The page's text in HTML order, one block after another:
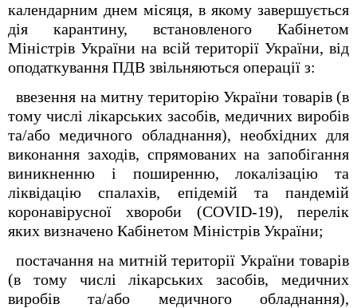
календарним днем місяця, в якому завершується
дія карантину, встановленого Кабінетом
Міністрів України на всій території України, від
оподаткування ПДВ звільняються операції з:
ввезення на митну територію України товарів (в
тому числі лікарських засобів, медичних виробів
та/або медичного обладнання), необхідних для
виконання заходів, спрямованих на запобігання
виникненню і поширенню, локалізацію та
ліквідацію спалахів, епідемій та пандемій
коронавірусної хвороби (COVID-19), перелік
яких визначено Кабінетом Міністрів України;
постачання на митній території України товарів
(в тому числі лікарських засобів, медичних
виробів та/або медичного обладнання),